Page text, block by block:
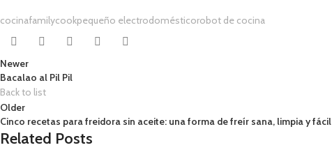
cocinafamilycookpequeño electrodomésticorobot de cocina
Newer
Bacalao al Pil Pil
Back to list
Older
Cinco recetas para freidora sin aceite: una forma de freír sana, limpia y fácil
Related Posts